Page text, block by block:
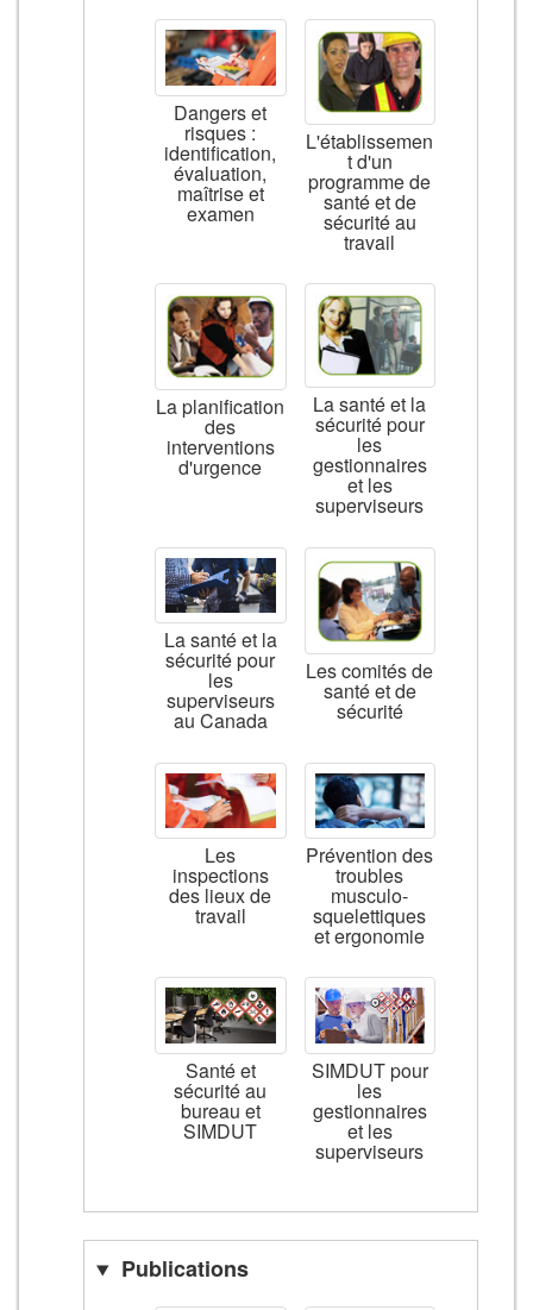
Dangers et
risques :
identification,
évaluation,
maîtrise et
examen
L'établissemen
t d'un
programme de
santé et de
sécurité au
travail
La planification
des
interventions
d'urgence
La santé et la
sécurité pour
les
gestionnaires
et les
superviseurs
La santé et la
sécurité pour
les
superviseurs
au Canada
Les comités de
santé et de
sécurité
Les
inspections
des lieux de
travail
Prévention des
troubles
musculo-
squelettiques
et ergonomie
Santé et
sécurité au
bureau et
SIMDUT
SIMDUT pour
les
gestionnaires
et les
superviseurs
Publications